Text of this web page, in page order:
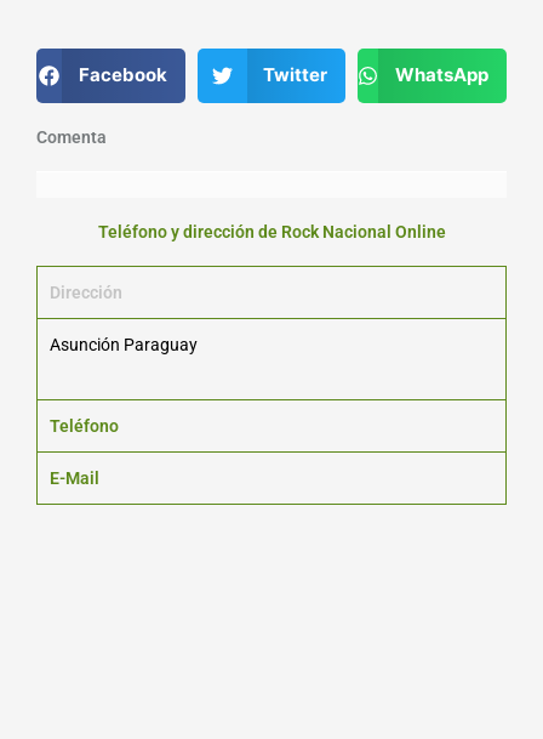
Facebook Twitter WhatsApp
Comenta
Teléfono y dirección de Rock Nacional Online
Dirección
Asunción Paraguay
Teléfono
E-Mail